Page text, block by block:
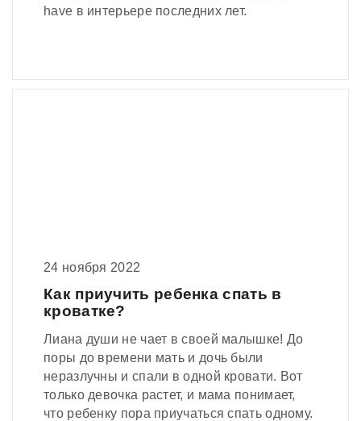
have в интерьере последних лет.
24 ноября 2022
Как приучить ребенка спать в
кроватке?
Лиана души не чает в своей малышке! До
поры до времени мать и дочь были
неразлучны и спали в одной кровати. Вот
только девочка растет, и мама понимает,
что ребенку пора приучаться спать одному.